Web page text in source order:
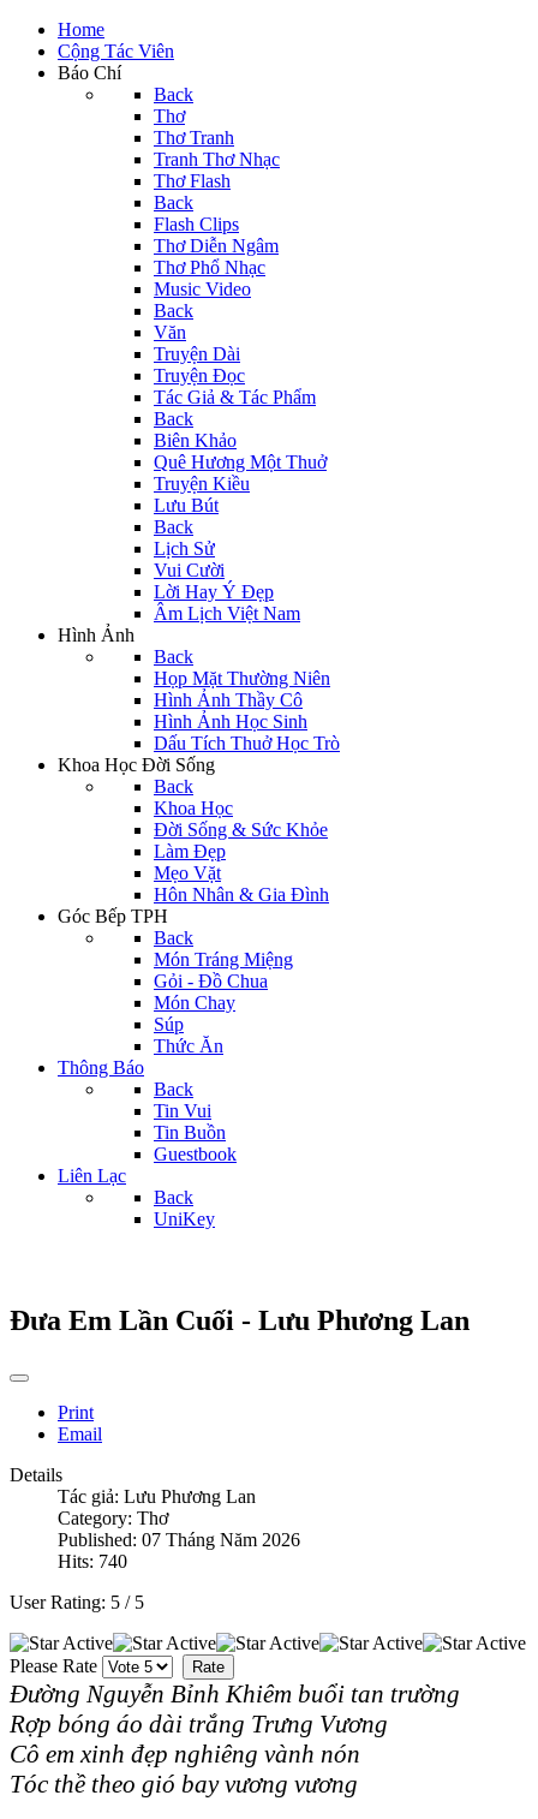
Home
Cộng Tác Viên
Báo Chí
Back
Thơ
Thơ Tranh
Tranh Thơ Nhạc
Thơ Flash
Back
Flash Clips
Thơ Diễn Ngâm
Thơ Phổ Nhạc
Music Video
Back
Văn
Truyện Dài
Truyện Đọc
Tác Giả & Tác Phẩm
Back
Biên Khảo
Quê Hương Một Thuở
Truyện Kiều
Lưu Bút
Back
Lịch Sử
Vui Cười
Lời Hay Ý Đẹp
Âm Lịch Việt Nam
Hình Ảnh
Back
Họp Mặt Thường Niên
Hình Ảnh Thầy Cô
Hình Ảnh Học Sinh
Dấu Tích Thuở Học Trò
Khoa Học Đời Sống
Back
Khoa Học
Đời Sống & Sức Khỏe
Làm Đẹp
Mẹo Vặt
Hôn Nhân & Gia Đình
Góc Bếp TPH
Back
Món Tráng Miệng
Gỏi - Đồ Chua
Món Chay
Súp
Thức Ăn
Thông Báo
Back
Tin Vui
Tin Buồn
Guestbook
Liên Lạc
Back
UniKey
Đưa Em Lần Cuối - Lưu Phương Lan
Print
Email
Details
Tác giả: Lưu Phương Lan
Category: Thơ
Published: 07 Tháng Năm 2026
Hits: 740
User Rating: 5 / 5
Please Rate
Đường Nguyễn Bỉnh Khiêm buổi tan trường
Rợp bóng áo dài trắng Trưng Vương
Cô em xinh đẹp nghiêng vành nón
Tóc thề theo gió bay vương vương